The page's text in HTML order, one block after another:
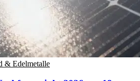
& Edelmetalle